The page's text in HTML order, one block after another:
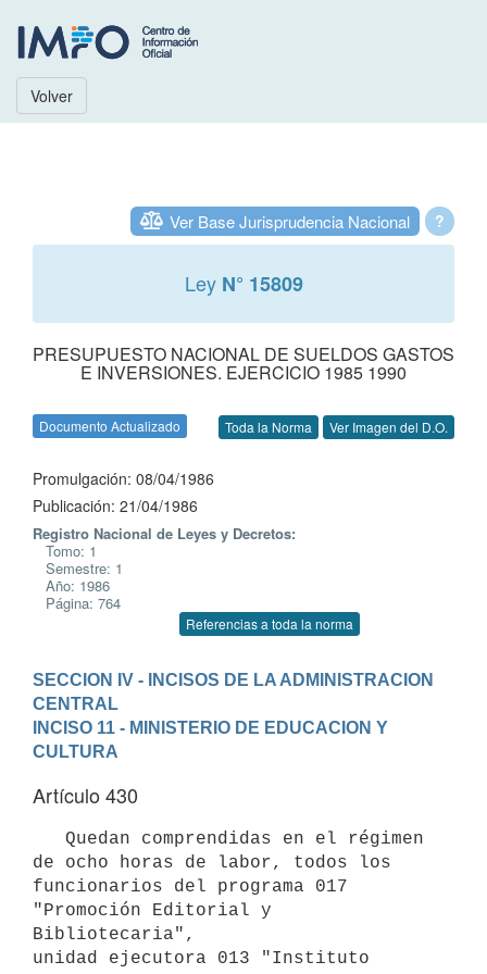
Volver
?
Ver Base Jurisprudencia Nacional
Ley N° 15809
PRESUPUESTO NACIONAL DE SUELDOS GASTOS
E INVERSIONES. EJERCICIO 1985 1990
Documento Actualizado Toda la Norma Ver Imagen del D.O.
Promulgación: 08/04/1986
Publicación: 21/04/1986
Registro Nacional de Leyes y Decretos:
Tomo: 1
Semestre: 1
Año: 1986
Página: 764
Referencias a toda la norma
SECCION IV - INCISOS DE LA ADMINISTRACION
CENTRAL
INCISO 11 - MINISTERIO DE EDUCACION Y
CULTURA
Artículo 430
de ocho horas de labor, todos los
funcionarios del programa 017
"Promoción Editorial y
Bibliotecaria",
unidad ejecutora 013 "Instituto